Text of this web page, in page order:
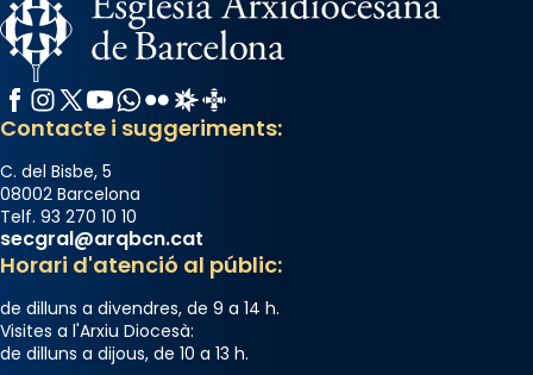
Facebook
Instagram
X / Twitter
YouTube
WhatsApp
FlickrRadio Estel
Catalunya Cristiana
Contacte i suggeriments:
C. del Bisbe, 5
08002 Barcelona
Telf. 93 270 10 10
secgral@arqbcn.cat
Horari d'atenció al públic:
de dilluns a divendres, de 9 a 14 h.
Visites a l'Arxiu Diocesà:
de dilluns a dijous, de 10 a 13 h.